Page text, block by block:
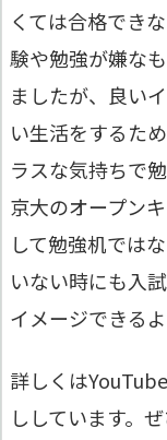
くては合格でき
験や勉強が嫌な
ましたが、良い
い生活をするた
ラスな気持ちで
京大のオープン
して勉強机では
いない時にも入
イメージできる
詳しくは
ししています。